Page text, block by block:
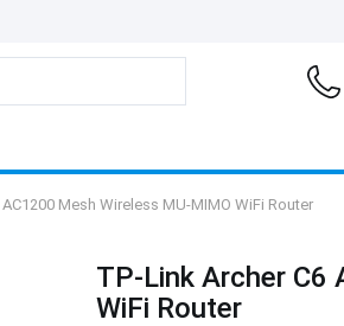
Mesh Wireless MU-MIMO WiFi Router
TP-Link Archer C6
WiFi Router